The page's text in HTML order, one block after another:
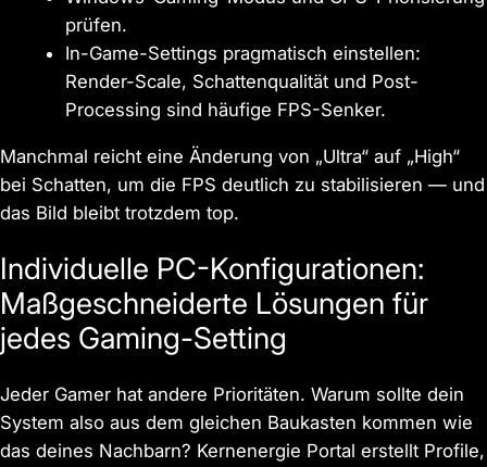
prüfen.
In-Game-Settings pragmatisch einstellen:
Render-Scale, Schattenqualität und Post-
Processing sind häufige FPS-Senker.
Manchmal reicht eine Änderung von „Ultra“ auf „High“
bei Schatten, um die FPS deutlich zu stabilisieren — und
das Bild bleibt trotzdem top.
Individuelle PC-Konfigurationen:
Maßgeschneiderte Lösungen für
jedes Gaming-Setting
Jeder Gamer hat andere Prioritäten. Warum sollte dein
System also aus dem gleichen Baukasten kommen wie
das deines Nachbarn? Kernenergie Portal erstellt Profile,